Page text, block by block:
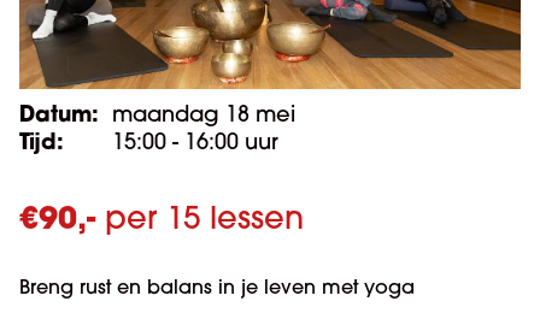
Datum: maandag 18 mei
Tijd: 15:00 - 16:00 uur
€90,-per 15 lessen
Breng rust en balans in je leven met yoga